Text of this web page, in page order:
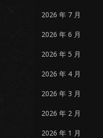
2026 年 7 月
2026 年 6 月
2026 年 5 月
2026 年 4 月
2026 年 3 月
2026 年 2 月
2026 年 1 月